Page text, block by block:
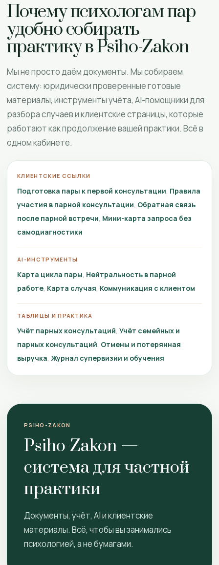
Почему психологам пар
удобно собирать
практику в Psiho-Zakon
Мы не просто даём документы. Мы собираем
систему: юридически проверенные готовые
материалы, инструменты учёта, AI-помощники для
разбора случаев и клиентские страницы, которые
работают как продолжение вашей практики. Всё в
одном кабинете.
КЛИЕНТСКИЕ ССЫЛКИ
Подготовка пары к первой консультации Правила
участия в парной консультации Обратная связь
после парной встречи Мини-карта запроса без
самодиагностики
AI-ИНСТРУМЕНТЫ
Карта цикла пары Нейтральность в парной
работе Карта случая Коммуникация с клиентом
ТАБЛИЦЫ И ПРАКТИКА
Учёт парных консультаций Учёт семейных и
парных консультаций Отмены и потерянная
выручка Журнал супервизии и обучения
PSIHO-ZAKON
Psiho-Zakon —
система для частной
практики
Документы, учёт, AI и клиентские
материалы. Всё, чтобы вы занимались
психологией, а не бумагами.